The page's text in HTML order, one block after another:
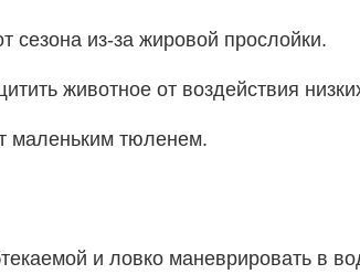
сезона из-за жировой прослойки.
животное от воздействия
маленьким тюленем.
и ловко маневрировать в